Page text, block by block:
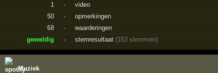
1
·
video
50
·
opmerkingen
68
·
waarderingen
geweldig
· stemresultaat (153 stemmen)
Muziek